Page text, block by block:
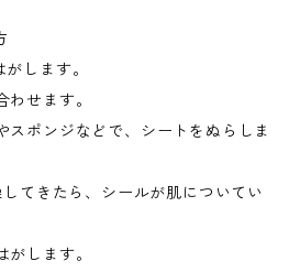
します。
せます。
スポンジなどで、シートをぬらしま
てきたら、シールが肌についてい
します。